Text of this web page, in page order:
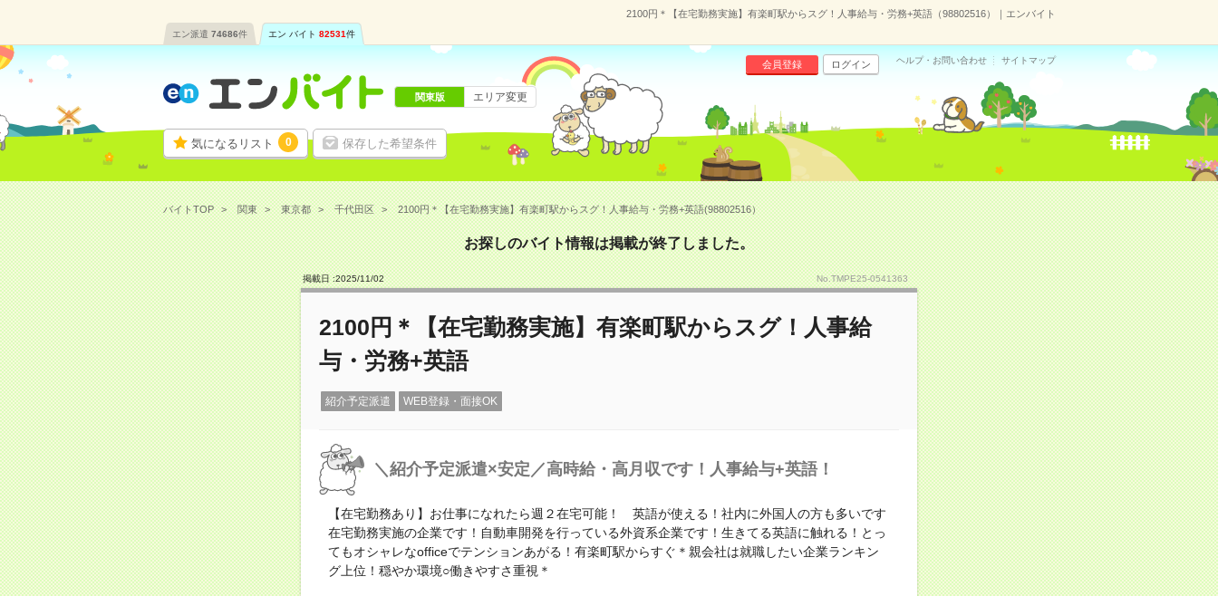
2100円＊【在宅勤務実施】有楽町駅からスグ！人事給与・労務+英語（98802516）｜エンバイト
エン派遣 74686件 エン バイト 82531件
気になるリスト 0 保存した希望条件
会員登録 ログイン ヘルプ・お問い合わせ サイトマップ
関東版 エリア変更
バイトTOP 関東 東京都 千代田区 2100円＊【在宅勤務実施】有楽町駅からスグ！人事給与・労務+英語(98802516）
お探しのバイト情報は掲載が終了しました。
掲載日 :2025/11/02 No.TMPE25-0541363
2100円＊【在宅勤務実施】有楽町駅からスグ！人事給
与・労務+英語
紹介予定派遣 WEB登録・面接OK
＼紹介予定派遣×安定／高時給・高月収です！人事給与+英語！
【在宅勤務あり】お仕事になれたら週２在宅可能！ 英語が使える！社内に外国人の方も多いです
在宅勤務実施の企業です！自動車開発を行っている外資系企業です！生きてる英語に触れる！とっ
てもオシャレなofficeでテンションあがる！有楽町駅からすぐ＊親会社は就職したい企業ランキン
グ上位！穏やか環境○働きやすさ重視＊